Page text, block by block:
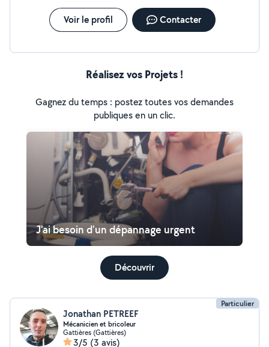
Voir le profil Contacter
Réalisez vos Projets !
Gagnez du temps : postez toutes vos demandes
publiques en un clic.
J'ai besoin d'un dépannage urgent
Découvrir
Particulier
Jonathan PETREEF
Mécanicien et bricoleur
Gattières (Gattières)
3/5 (3 avis)